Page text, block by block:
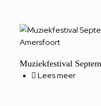
Muziekfestival
Lees meer